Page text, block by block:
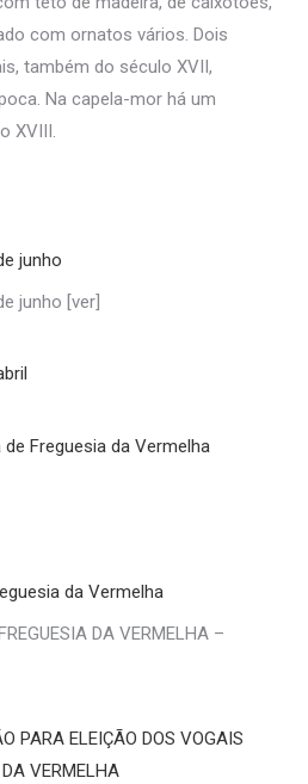
com ornatos vários. Dois
também do século XVII,
Na capela-mor há um
XVIII.
junho
junho [ver]
Freguesia da Vermelha
da Vermelha
DA VERMELHA –
PARA ELEIÇÃO DOS VOGAIS
VERMELHA